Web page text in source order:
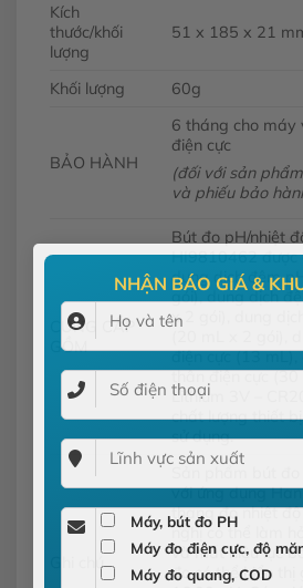
NHẬN BÁO GIÁ &
Máy, bút đo PH
Máy đo điện cực, độ
Kích
thước/khối
lượng
51 x 185 x 21
Khối lượng 60g
BẢO HÀNH
6 tháng cho máy
điện cực
(đối với sản
và phiếu bảo
CUNG CẤP
GỒM
Bút đo pH/nhiệt
HI9810462 được
dung dịch đệm
gói), dung dịch
x 2 gói), dung
điện cực (13
thân điện cực
Lithium 3V –
chất lượng thiết
sử dụng.
Ghi chú
với ứng dụng
thang đo nhiệt
nghị có thể làm
và mất hiệu lực
đo có thể hiển thị